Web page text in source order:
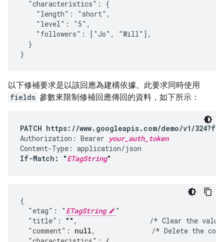
  "characteristics": {
    "length": "short",
    "level": "5",
    "followers": ["Jo", "Will"],
  }
}
以下修補要求是以該回應為建構依據。此要求同時使用
fields 參數來限制修補回應傳回的資料，如下所示：
PATCH https://www.googleapis.com/demo/v1/
Authorization: Bearer your_auth_token
If-Match: "ETagString"
{
  "etag": "
ETagString
"
  "title":
"" ,                  /* Clear the value
  "comment":
null,              /* Delete the